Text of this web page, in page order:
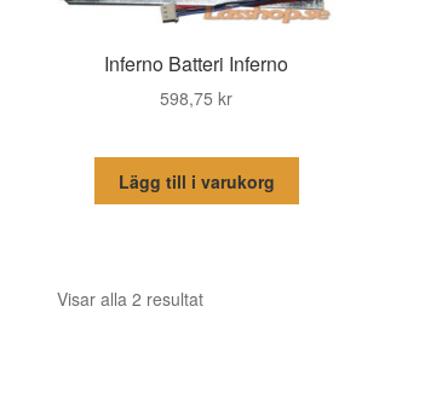
Inferno Batteri Inferno
598,75kr
Lägg till i varukorg
Visar alla 2 resultatSortera